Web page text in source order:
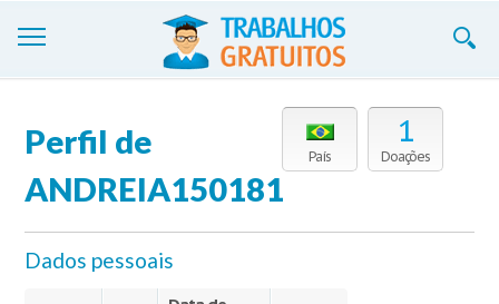
Cadastre-se
Entre
Contate-nos
País
1
Doações
Perfil de
ANDREIA150181
Dados pessoais